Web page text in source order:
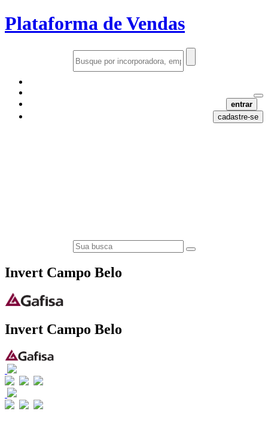
Plataforma de Vendas
entrar
cadastre-se
Invert Campo Belo
Invert Campo Belo